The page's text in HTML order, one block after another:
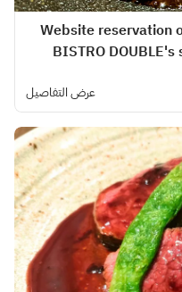
[Dinner] Website
BISTRO
عرض التفاصيل